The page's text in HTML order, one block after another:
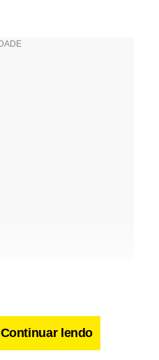
Continuar lendo